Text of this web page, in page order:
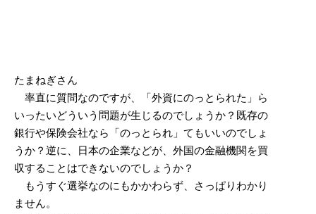
たまねぎさん
率直に質問なのですが、「外資にのっとられた」ら
いったいどういう問題が生じるのでしょうか？既存の
銀行や保険会社なら「のっとられ」てもいいのでしょ
うか？逆に、日本の企業などが、外国の金融機関を買
収することはできないのでしょうか？
もうすぐ選挙なのにもかかわらず、さっぱりわかり
ません。